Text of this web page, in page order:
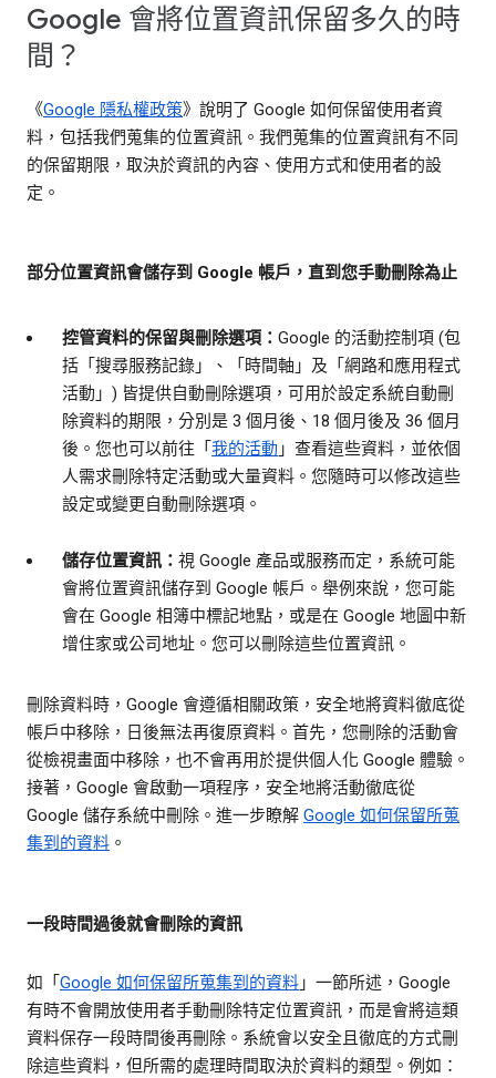
Google 會將位置資訊保留多久的時
間？
《Google 隱私權政策》說明了 Google 如何保留使用者資
料，包括我們蒐集的位置資訊。我們蒐集的位置資訊有不同
的保留期限，取決於資訊的內容、使用方式和使用者的設
定。
部分位置資訊會儲存到 Google 帳戶，直到您手動刪除為止
控管資料的保留與刪除選項： Google 的活動控制項 (包
括「搜尋服務記錄」、「時間軸」及「網路和應用程式
活動」) 皆提供自動刪除選項，可用於設定系統自動刪
除資料的期限，分別是 3 個月後、18 個月後及 36 個月
後。您也可以前往「 我的活動 」查看這些資料，並依個
人需求刪除特定活動或大量資料。您隨時可以修改這些
設定或變更自動刪除選項。
儲存位置資訊： 視 Google 產品或服務而定，系統可能
會將位置資訊儲存到 Google 帳戶。舉例來說，您可能
會在 Google 相簿中標記地點，或是在 Google 地圖中新
增住家或公司地址。您可以刪除這些位置資訊。
刪除資料時，Google 會遵循相關政策，安全地將資料徹底從
帳戶中移除，日後無法再復原資料。首先，您刪除的活動會
從檢視畫面中移除，也不會再用於提供個人化 Google 體驗。
接著，Google 會啟動一項程序，安全地將活動徹底從
Google 儲存系統中刪除。進一步瞭解 Google 如何保留所蒐
集到的資料 。
一段時間過後就會刪除的資訊
如「 Google 如何保留所蒐集到的資料 」一節所述，Google
有時不會開放使用者手動刪除特定位置資訊，而是會將這類
資料保存一段時間後再刪除。系統會以安全且徹底的方式刪
除這些資料，但所需的處理時間取決於資料的類型。例如：